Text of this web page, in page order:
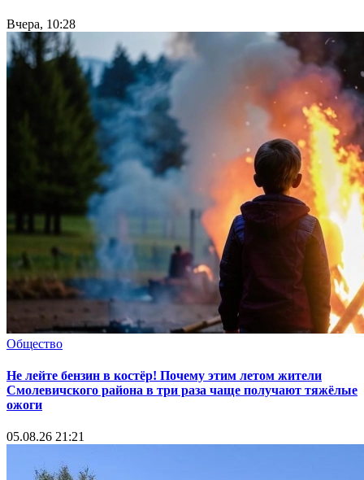
Вчера, 10:28
Общество
Не лейте бензин в костёр! Почему этим летом жители
Смолевичского района в три раза чаще получают тяжёлые
ожоги
05.08.26 21:21